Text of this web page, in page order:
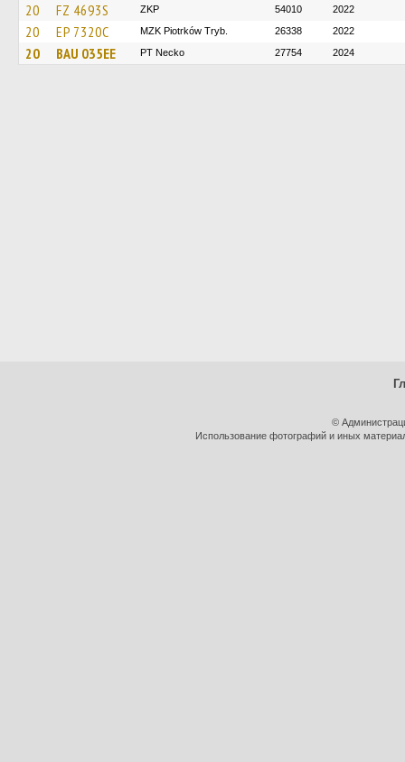
20 FZ 4693S ZKP 54010 2022
20 EP 7320C MZK Piotrków Tryb. 26338 2022
20 BAU 035EE PT Necko 27754 2024
©
Использование фотографий и иных